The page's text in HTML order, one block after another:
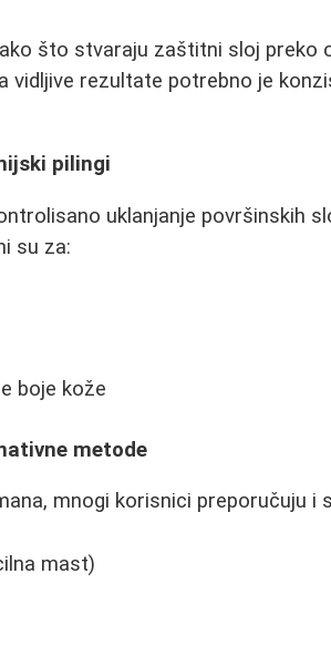
što stvaraju zaštitni sloj preko
vidljive rezultate potrebno je
pilingi
uklanjanje površinskih
su za:
boje kože
metode
mnogi korisnici preporučuju i
mast)